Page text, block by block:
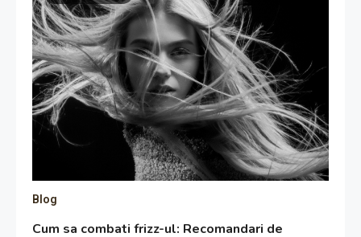
Blog
Cum sa combati frizz-ul: Recomandari de